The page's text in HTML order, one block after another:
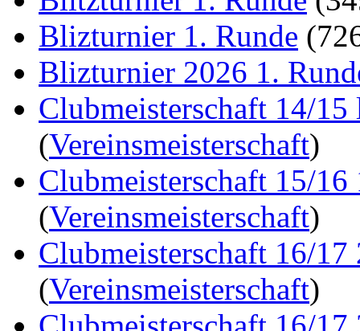
Blizturnier 1. Runde
Blizturnier 2026 1.
Clubmeisterschaft 14/15
(Vereinsmeisterschaft)
Clubmeisterschaft 15/16
(Vereinsmeisterschaft)
Clubmeisterschaft 16/17
(Vereinsmeisterschaft)